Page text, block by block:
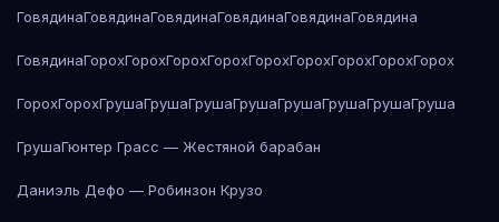
ГовядинаГовядинаГовядинаГовядинаГовядинаГовядина
ГовядинаГорохГорохГорохГорохГорохГорохГорохГорохГорох
ГорохГорохГрушаГрушаГрушаГрушаГрушаГрушаГрушаГруша
ГрушаГюнтер Грасс — Жестяной барабан
Даниэль Дефо — Робинзон Крузо